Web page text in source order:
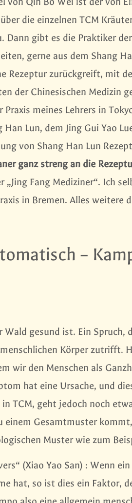
die einzelnen TCM
gibt es die Praktiker
gerne aus dem Shang
Rezeptur zurückgreift, mit
der Chinesischen Medizin
meines Lehrers in
Lun, dem Jing Gui Yao
von Shang Han Lun
ganz streng an die
„Jing Fang Mediziner“. Ich
in Bremen. Alles weitere
–
gesund ist. Ein Spruch,
Körper zutrifft.
wir den Menschen als
hat eine Ursache, und
TCM, geht jedoch noch
einem Gesamtmuster
Muster wie zum
(Xiao Yao San) : Wenn
hat, so ist dies ein Faktor,